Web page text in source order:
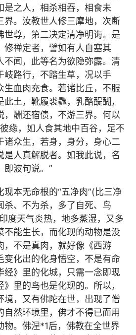
是之人，相杀相吞，相食未
界。汝教世人修三摩地，次断
世尊，第二决定清净明诲。是
修禅定者，譬如有人自塞其
不闻，此等名为欲隐弥露。清
岐路行，不踏生草，况以手
生血肉充食。若诸比丘，不服
土，靴履裘毳，乳酪醍醐，
，酬还宿债，不游三界。何以
缘，如人食其地中百谷，足不
诸众生，若身，身分，身心二
是人真解脱者。如我此说，名
即波旬说。”
本无命根的“五净肉”(比三净
、不为杀，多了自死、鸟
度天气炎热，地多蒸湿，又多
不能生长，而化现的动物是没
，不是真肉，就好像《西游
变化出的化身悟空，不是有命
经》里的化城，只需一念即现
里的鸟也是化现的。所以，
境，又有佛陀在世，出现了僧
自然环境里，佛才不得已而用
物。佛涅*1后，佛教在全世界